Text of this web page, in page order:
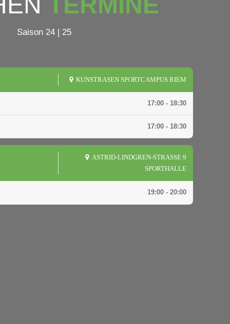
Saison 24 | 25
KUNSTRASEN SPORTCAMPUS RIEM
17:00 - 18:30
17:00 - 18:30
ASTRID-LINDGREN-STRASSE 9
SPORTHALLE
19:00 - 20:00